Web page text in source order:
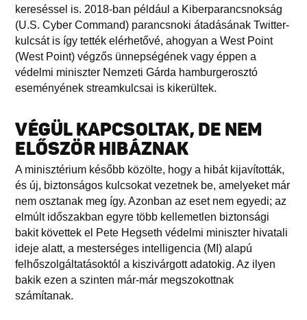
kereséssel is. 2018-ban például a Kiberparancsnokság
(U.S. Cyber Command) parancsnoki átadásának Twitter-
kulcsát is így tették elérhetővé, ahogyan a West Point
(West Point) végzős ünnepségének vagy éppen a
védelmi miniszter Nemzeti Gárda hamburgerosztó
eseményének streamkulcsai is kikerültek.
VÉGÜL KAPCSOLTAK, DE NEM
ELŐSZÖR HIBÁZNAK
A minisztérium később közölte, hogy a hibát kijavították,
és új, biztonságos kulcsokat vezetnek be, amelyeket már
nem osztanak meg így. Azonban az eset nem egyedi; az
elmúlt időszakban egyre több kellemetlen biztonsági
bakit követtek el Pete Hegseth védelmi miniszter hivatali
ideje alatt, a mesterséges intelligencia (MI) alapú
felhőszolgáltatásoktól a kiszivárgott adatokig. Az ilyen
bakik ezen a szinten már-már megszokottnak
számítanak.